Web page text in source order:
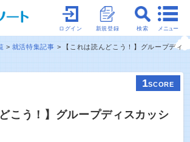
メニュー
検索
新規登録
ログイン
就活特集記事
【これは読んどこう！】グループディ
1SCORE
こう！】グループディスカッシ